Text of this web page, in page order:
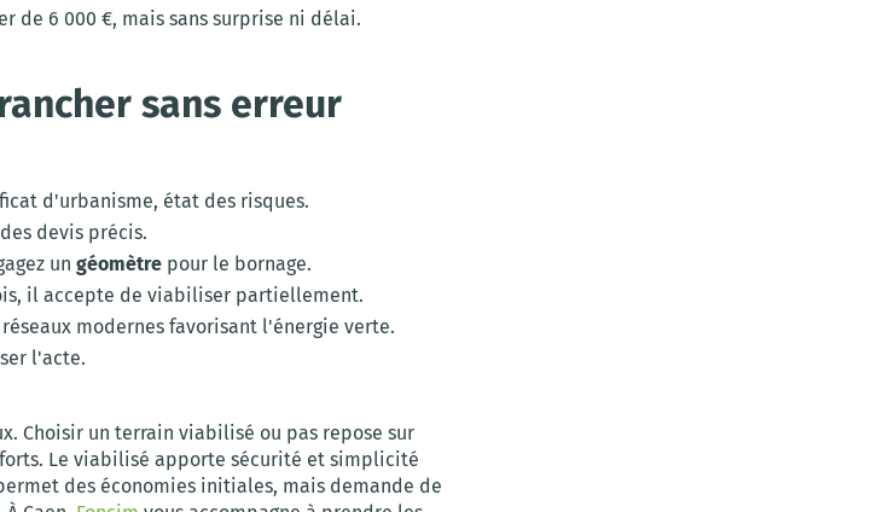
de 6 000 €, mais sans surprise ni délai.
sans erreur
d'urbanisme, état des risques.
devis précis.
un géomètre pour le bornage.
il accepte de viabiliser partiellement.
modernes favorisant l'énergie verte.
l'acte.
Choisir un terrain viabilisé ou pas repose sur
Le viabilisé apporte sécurité et simplicité
des économies initiales, mais demande de